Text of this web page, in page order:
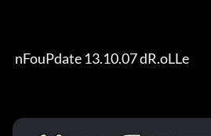
nFouPdate 13.10.07 dR.oLLe